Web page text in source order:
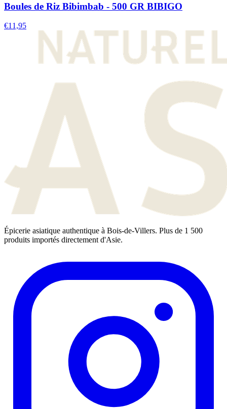
Boules de Riz Bibimbab - 500 GR BIBIGO
€11,95
Épicerie asiatique authentique à Bois-de-Villers. Plus de 1 500
produits importés directement d'Asie.